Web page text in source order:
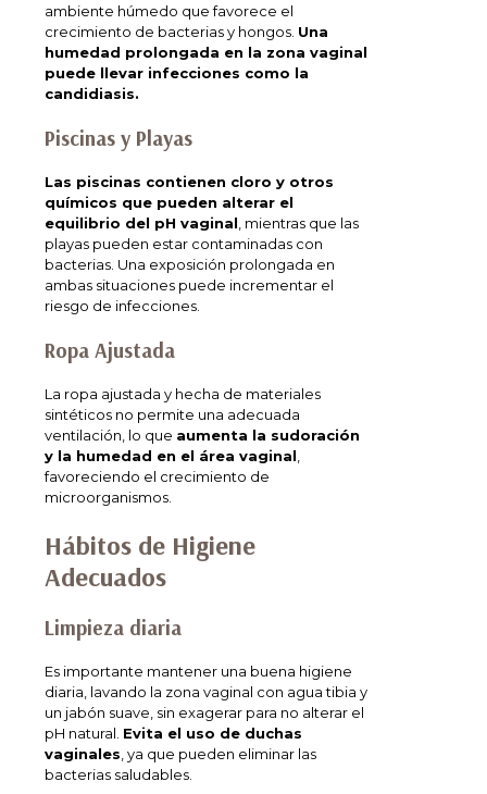
ambiente húmedo que favorece el
crecimiento de bacterias y hongos. Una
humedad prolongada en la zona vaginal
puede llevar infecciones como la
candidiasis.
Piscinas y Playas
Las piscinas contienen cloro y otros
químicos que pueden alterar el
equilibrio del pH vaginal , mientras que las
playas pueden estar contaminadas con
bacterias. Una exposición prolongada en
ambas situaciones puede incrementar el
riesgo de infecciones.
Ropa Ajustada
La ropa ajustada y hecha de materiales
sintéticos no permite una adecuada
ventilación, lo que aumenta la sudoración
y la humedad en el área vaginal
favoreciendo el crecimiento de
microorganismos.
Hábitos de Higiene
Adecuados
Limpieza diaria
Es importante mantener una buena higiene
diaria, lavando la zona vaginal con agua tibia y
un jabón suave, sin exagerar para no alterar el
pH natural. Evita el uso de duchas
vaginales , ya que pueden eliminar las
bacterias saludables.